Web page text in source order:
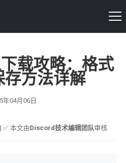
载攻略：格式
存方法详解
年04月06日
✅ 本文由Discord技术编辑团队审核